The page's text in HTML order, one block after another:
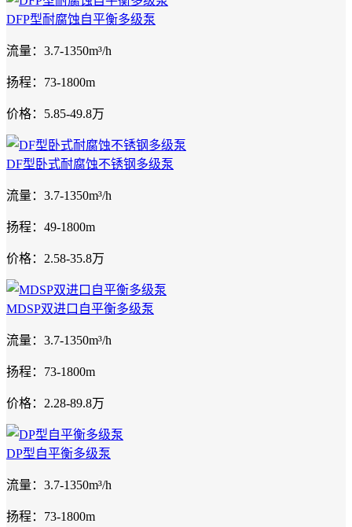
DFP型耐腐蚀自平衡多级泵
流量：3.7-1350m³/h
扬程：73-1800m
价格：5.85-49.8万
DF型卧式耐腐蚀不锈钢多级泵
流量：3.7-1350m³/h
扬程：49-1800m
价格：2.58-35.8万
MDSP双进口自平衡多级泵
流量：3.7-1350m³/h
扬程：73-1800m
价格：2.28-89.8万
DP型自平衡多级泵
流量：3.7-1350m³/h
扬程：73-1800m